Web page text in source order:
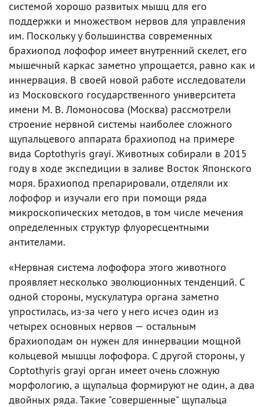
системой хорошо развитых мышц для его
поддержки и множеством нервов для управления
им. Поскольку у большинства современных
брахиопод лофофор имеет внутренний скелет, его
мышечный каркас заметно упрощается, равно как и
иннервация. В своей новой работе исследователи
из Московского государственного университета
имени М. В. Ломоносова (Москва) рассмотрели
строение нервной системы наиболее сложного
щупальцевого аппарата брахиопод на примере
вида Coptothyris grayi. Животных собирали в 2015
году в ходе экспедиции в заливе Восток Японского
моря. Брахиопод препарировали, отделяли их
лофофор и изучали его при помощи ряда
микроскопических методов, в том числе мечения
определенных структур флуоресцентными
антителами.
«Нервная система лофофора этого животного
проявляет несколько эволюционных тенденций. С
одной стороны, мускулатура органа заметно
упростилась, из-за чего у него исчез один из
четырех основных нервов — остальным
брахиоподам он нужен для иннервации мощной
кольцевой мышцы лофофора. С другой стороны, у
Coptothyris grayi орган имеет очень сложную
морфологию, а щупальца формируют не один, а два
двойных ряда. Такие "совершенные" щупальца